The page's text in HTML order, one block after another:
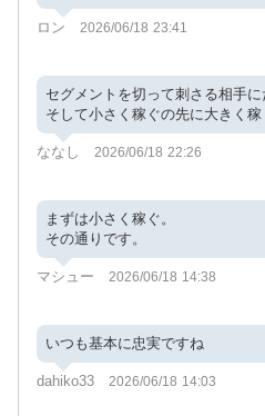
ロン 2026/06/18 23:41
セグメントを切って刺さる相手に
そして小さく稼ぐの先に大きく稼
ななし 2026/06/18 22:26
まずは小さく稼ぐ。
その通りです。
マシュー 2026/06/18 14:38
いつも基本に忠実ですね
dahiko33 2026/06/18 14:03